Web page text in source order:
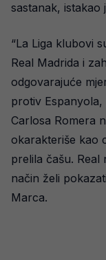
sastanak, istakao
“La Liga klubovi
Real Madrida i
odgovarajuće
protiv
Carlosa Romera
okarakteriše kao
prelila čašu. Real
način želi
Marca.